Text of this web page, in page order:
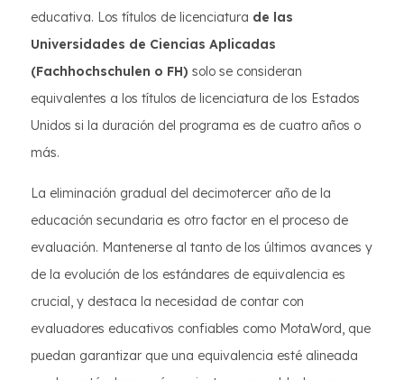
educativa. Los títulos de licenciatura de las
Universidades de Ciencias Aplicadas
(Fachhochschulen o FH) solo se consideran
equivalentes a los títulos de licenciatura de los Estados
Unidos si la duración del programa es de cuatro años o
más.
La eliminación gradual del decimotercer año de la
educación secundaria es otro factor en el proceso de
evaluación. Mantenerse al tanto de los últimos avances y
de la evolución de los estándares de equivalencia es
crucial, y destaca la necesidad de contar con
evaluadores educativos confiables como MotaWord, que
puedan garantizar que una equivalencia esté alineada